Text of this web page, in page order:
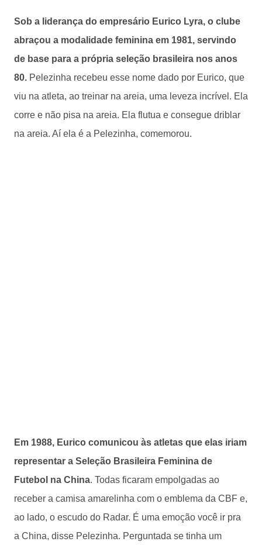
Sob a liderança do empresário Eurico Lyra, o clube
abraçou a modalidade feminina em 1981, servindo
de base para a própria seleção brasileira nos anos
80. Pelezinha recebeu esse nome dado por Eurico, que
viu na atleta, ao treinar na areia, uma leveza incrível. Ela
corre e não pisa na areia. Ela flutua e consegue driblar
na areia. Aí ela é a Pelezinha, comemorou.
Em 1988, Eurico comunicou às atletas que elas iriam
representar a Seleção Brasileira Feminina de
Futebol na China. Todas ficaram empolgadas ao
receber a camisa amarelinha com o emblema da CBF e,
ao lado, o escudo do Radar. É uma emoção você ir pra
a China, disse Pelezinha. Perguntada se tinha um